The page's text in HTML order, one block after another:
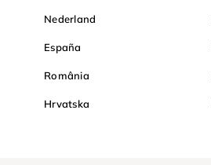
Nederland
España
România
Hrvatska